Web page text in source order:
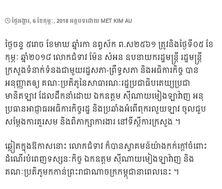
POSTED
ថ្ងៃ​អង្គារ, 6 ខែ​កុម្ភៈ, 2018អត្ថបទដោយ MET KIM AU
ថ្ងៃចន្ទ ៥រោច ខែមាឃ ឆ្នាំរកា នព្វស័ក ព.ស២៥៦១ ត្រូវនិងថ្ងៃទី០៥ ខែ
កុម្ភៈ ឆ្នាំ២០១៨ លោកជំទាវ ម៉ែន សំអន ឧបនាយករដ្ឋមន្រ្តី រដ្ឋមន្ត្រី
ក្រសួងទំនាក់ទំនងជាមួយរដ្ឋសភា-ព្រឹទ្ធសភា និងអធិការកិច្ច បាន
អនុញ្ញាតឲ្យ គណៈប្រតិភូនៃសាធារណៈរដ្ឋប្រជាធិបតេយ្យប្រជា
មានិតឡាវ ដែលដឹកនាំដោយ ឯកឧត្តម ស៊ីណាយមៀងឡាវ៉ាញ អនុ
ប្រធានអាជ្ញាធរអធិការកិច្ចរដ្ឋ និងប្រឆាំងអំពើពុករលួយឡាវ ចូលជួប
សម្តែងការគួរសម និងពិភាក្សាការងារ នៅទីស្តីការក្រសួង ។
ឆ្លៀតក្នុងឱកាសនោះ លោកជំទាវ ក៏បានស្វាគមន៍យ៉ាងកក់ក្តៅចំពោះ
ដំណើរបំពេញទស្សនៈកិច្ច ឯកឧត្តម ស៊ីណាយមៀងឡាវ៉ាញ និង
គណៈប្រតិភូមកកាន់ព្រះរាជាណាចក្រកម្ពុជានាពេលនេះ ។